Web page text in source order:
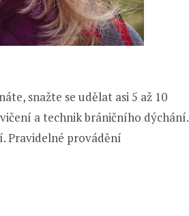
snažte se udělat asi 5 až 10
a technik bráničního dýchání.
Pravidelné provádění